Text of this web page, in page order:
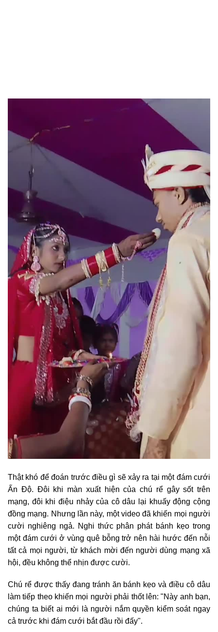
Thật khó để đoán trước điều gì sẽ xảy ra tại một đám cưới
Ấn Độ. Đôi khi màn xuất hiện của chú rể gây sốt trên
mạng, đôi khi điệu nhảy của cô dâu lại khuấy động cộng
đồng mạng. Nhưng lần này, một video đã khiến mọi người
cười nghiêng ngả. Nghi thức phân phát bánh kẹo trong
một đám cưới ở vùng quê bỗng trở nên hài hước đến nỗi
tất cả mọi người, từ khách mời đến người dùng mạng xã
hội, đều không thể nhịn được cười.
Chú rể được thấy đang tránh ăn bánh kẹo và điều cô dâu
làm tiếp theo khiến mọi người phải thốt lên: "Này anh bạn,
chúng ta biết ai mới là người nắm quyền kiểm soát ngay
cả trước khi đám cưới bắt đầu rồi đấy".